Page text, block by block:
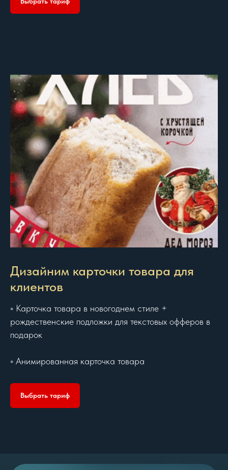
Дизайним карточки товара для
клиентов
◦ Карточка товара в новогоднем стиле +
рождественские подложки для текстовых офферов в
подарок
◦ Анимированная карточка товара
Выбрать тариф